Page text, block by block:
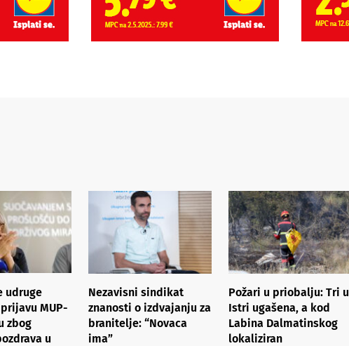
udruge
MUP-
zbog
u
Nezavisni sindikat
znanosti o izdvajanju za
branitelje: “Novaca
ima”
Požari u priobalju: Tri u
Istri ugašena, a kod
Labina Dalmatinskog
lokaliziran